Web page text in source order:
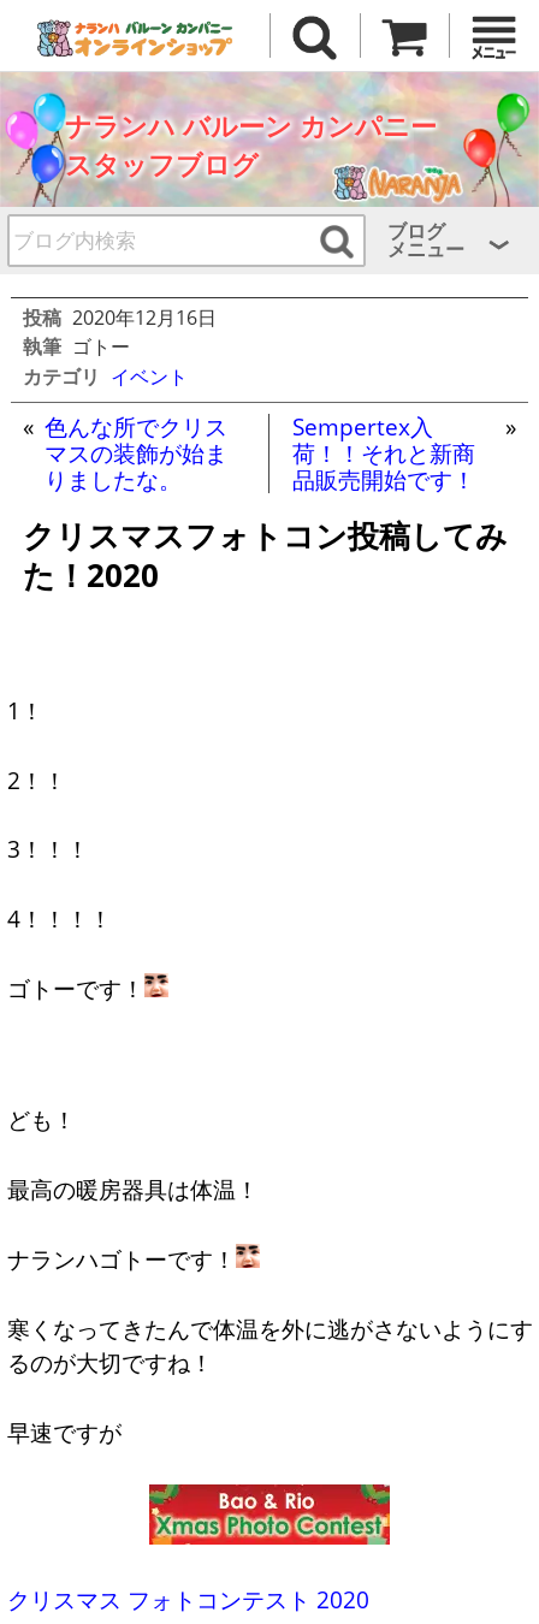
ナランハ バルーン カンパニー
スタッフブログ
ブログ
メニュー
投稿 2020年12月16日
執筆 ゴトー
カテゴリ イベント
« 色んな所でクリス
マスの装飾が始ま
りましたな。
Sempertex入
荷！！それと新商
品販売開始です！
»
クリスマスフォトコン投稿してみ
た！2020
1！
2！！
3！！！
4！！！！
ゴトーです！
ども！
最高の暖房器具は体温！
ナランハゴトーです！
寒くなってきたんで体温を外に逃がさないようにす
るのが大切ですね！
早速ですが
クリスマス フォトコンテスト 2020